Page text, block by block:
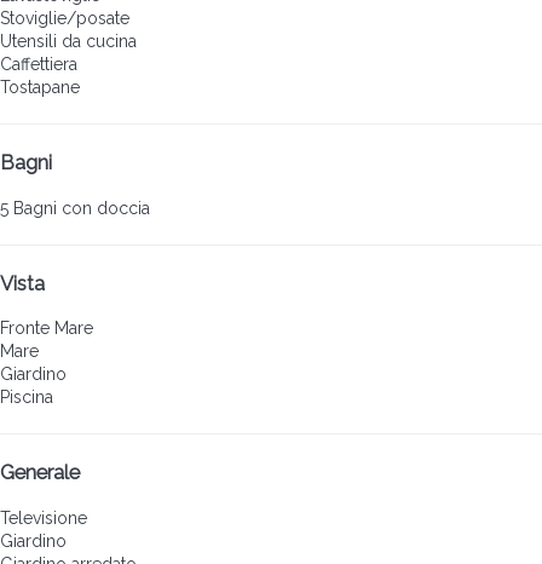
Stoviglie/posate
Utensili da cucina
Caffettiera
Tostapane
Bagni
5 Bagni con doccia
Vista
Fronte Mare
Mare
Giardino
Piscina
Generale
Televisione
Giardino